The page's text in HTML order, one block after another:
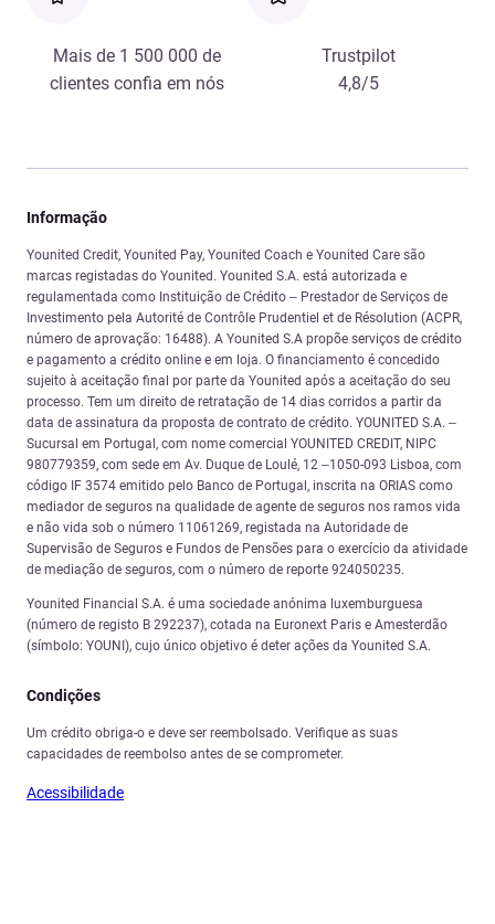
Mais de 1 500 000 de
clientes confia em nós
Trustpilot
4,8/5
Informação
Younited Credit, Younited Pay, Younited Coach e Younited Care são
marcas registadas do Younited. Younited S.A. está autorizada e
regulamentada como Instituição de Crédito – Prestador de Serviços de
Investimento pela Autorité de Contrôle Prudentiel et de Résolution (ACPR,
número de aprovação: 16488). A Younited S.A propõe serviços de crédito
e pagamento a crédito online e em loja. O financiamento é concedido
sujeito à aceitação final por parte da Younited após a aceitação do seu
processo. Tem um direito de retratação de 14 dias corridos a partir da
data de assinatura da proposta de contrato de crédito. YOUNITED S.A. –
Sucursal em Portugal, com nome comercial YOUNITED CREDIT, NIPC
980779359, com sede em Av. Duque de Loulé, 12 –1050-093 Lisboa, com
código IF 3574 emitido pelo Banco de Portugal, inscrita na ORIAS como
mediador de seguros na qualidade de agente de seguros nos ramos vida
e não vida sob o número 11061269, registada na Autoridade de
Supervisão de Seguros e Fundos de Pensões para o exercício da atividade
de mediação de seguros, com o número de reporte 924050235.
Younited Financial S.A. é uma sociedade anónima luxemburguesa
(número de registo B 292237), cotada na Euronext Paris e Amesterdão
(símbolo: YOUNI), cujo único objetivo é deter ações da Younited S.A.
Condições
Um crédito obriga-o e deve ser reembolsado. Verifique as suas
capacidades de reembolso antes de se comprometer.
Acessibilidade